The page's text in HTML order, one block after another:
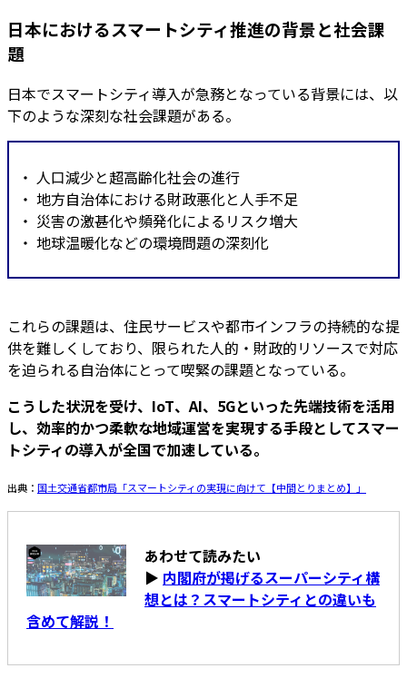
日本におけるスマートシティ推進の背景と社会課
題
日本でスマートシティ導入が急務となっている背景には、以
下のような深刻な社会課題がある。
・ 人口減少と超高齢化社会の進行
・ 地方自治体における財政悪化と人手不足
・ 災害の激甚化や頻発化によるリスク増大
・ 地球温暖化などの環境問題の深刻化
これらの課題は、住民サービスや都市インフラの持続的な提
供を難しくしており、限られた人的・財政的リソースで対応
を迫られる自治体にとって喫緊の課題となっている。
こうした状況を受け、IoT、AI、5Gといった先端技術を活用
し、効率的かつ柔軟な地域運営を実現する手段としてスマー
トシティの導入が全国で加速している。
出典： 国土交通省都市局「スマートシティの実現に向けて【中間とりまとめ】」
あわせて読みたい
▶ 内閣府が掲げるスーパーシティ構
想とは？スマートシティとの違いも
含めて解説！